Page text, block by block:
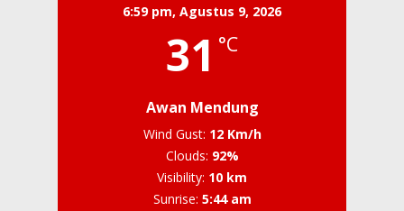
6:59 pm, Agustus 9, 2026
31 °C
Awan Mendung
Wind Gust: 12 Km/h
Clouds: 92%
Visibility: 10 km
Sunrise: 5:44 am